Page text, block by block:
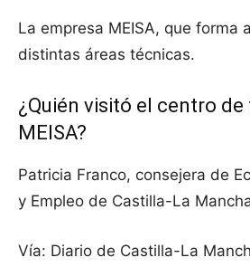
La empresa MEISA, que forma
distintas áreas técnicas.
¿Quién visitó el centro
MEISA?
Patricia Franco, consejera de
y Empleo de Castilla-La
Vía: Diario de Castilla-La